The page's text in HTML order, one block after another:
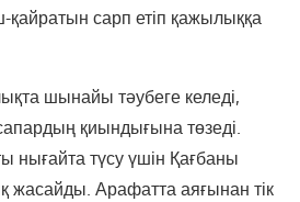
сарп етіп қажылыққа
шынайы тәубеге келеді,
қиындығына төзеді.
нығайта түсу үшін Қағбаны
жасайды. Арафатта аяғынан тік